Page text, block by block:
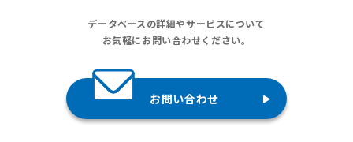
データベースの詳細やサービスについて
お気軽にお問い合わせください。
お問い合わせ